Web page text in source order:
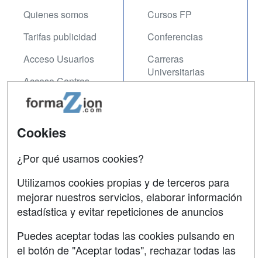
Quienes somos
Tarifas publicidad
Acceso Usuarios
Acceso Centros
Cursos FP
Conferencias
Carreras
Universitarias
Contactar
Copyleft
Cookies
¿Por qué usamos cookies?
Utilizamos cookies propias y de terceros para
mejorar nuestros servicios, elaborar información
estadística y evitar repeticiones de anuncios
Puedes aceptar todas las cookies pulsando en
el botón de "Aceptar todas", rechazar todas las